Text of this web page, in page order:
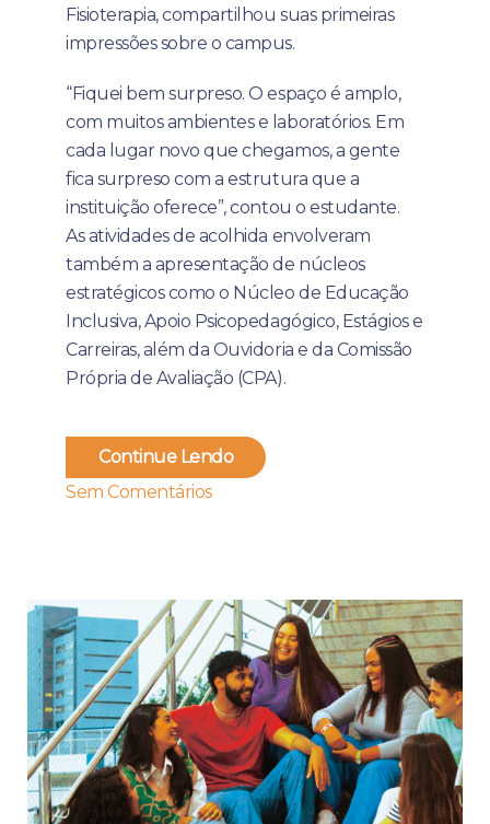
Fisioterapia, compartilhou suas primeiras
impressões sobre o campus.
“Fiquei bem surpreso. O espaço é amplo,
com muitos ambientes e laboratórios. Em
cada lugar novo que chegamos, a gente
fica surpreso com a estrutura que a
instituição oferece”, contou o estudante.
As atividades de acolhida envolveram
também a apresentação de núcleos
estratégicos como o Núcleo de Educação
Inclusiva, Apoio Psicopedagógico, Estágios e
Carreiras, além da Ouvidoria e da Comissão
Própria de Avaliação (CPA).
Continue Lendo
Sem Comentários